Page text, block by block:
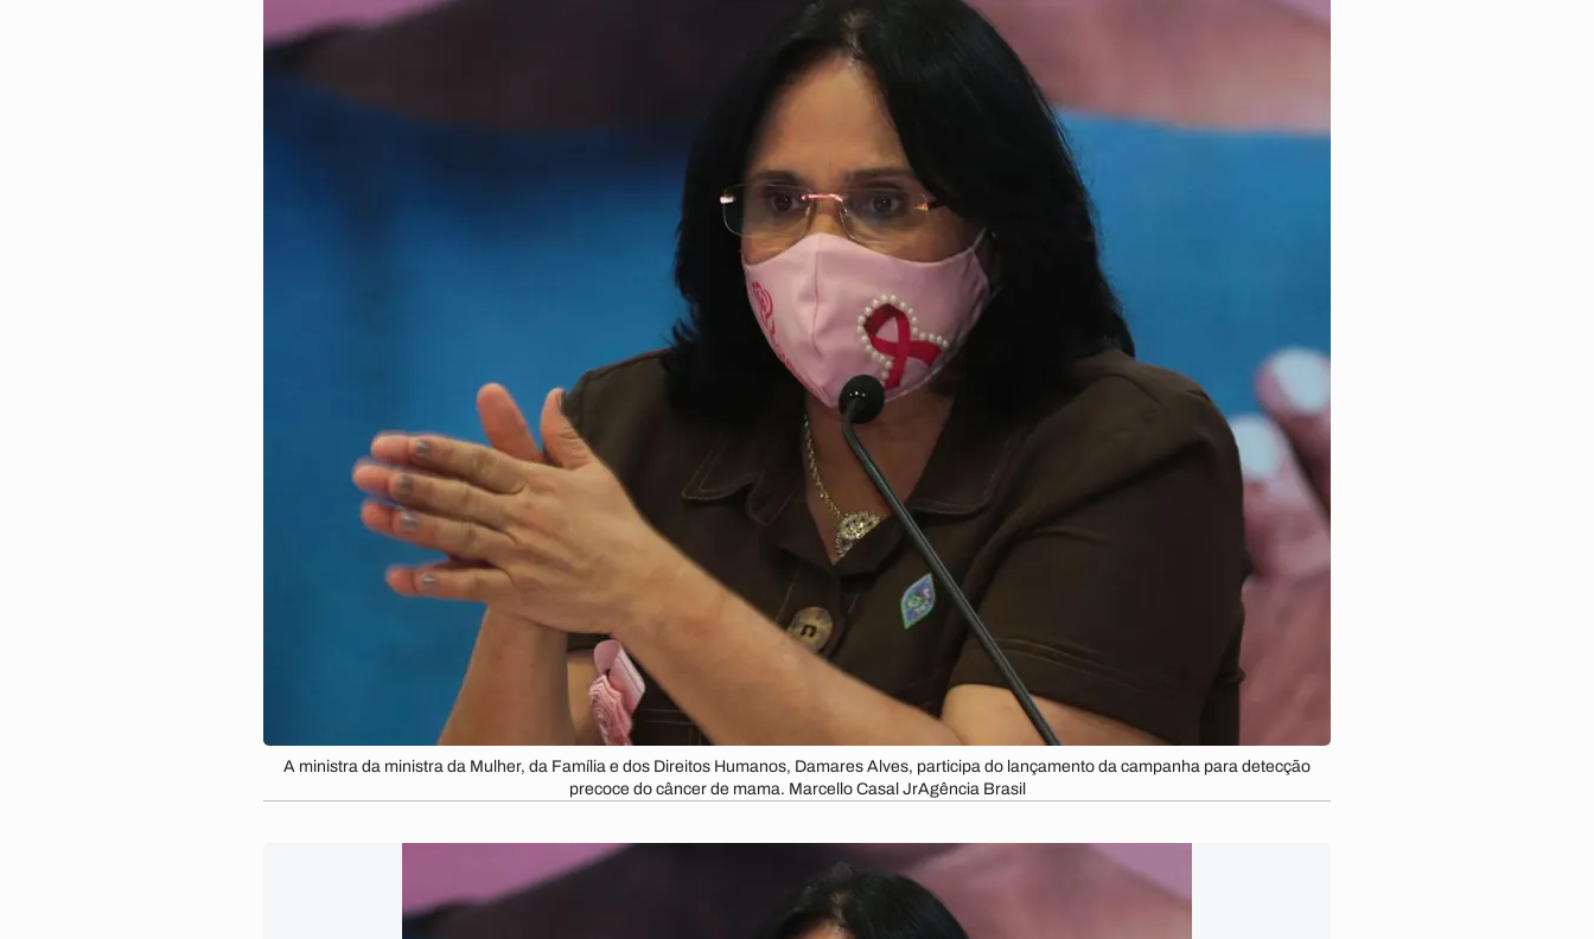
A ministra da ministra da Mulher, da Família e dos Direitos Humanos, Damares Alves, participa do lançamento da campanha para detecção
precoce do câncer de mama. Marcello Casal JrAgência Brasil